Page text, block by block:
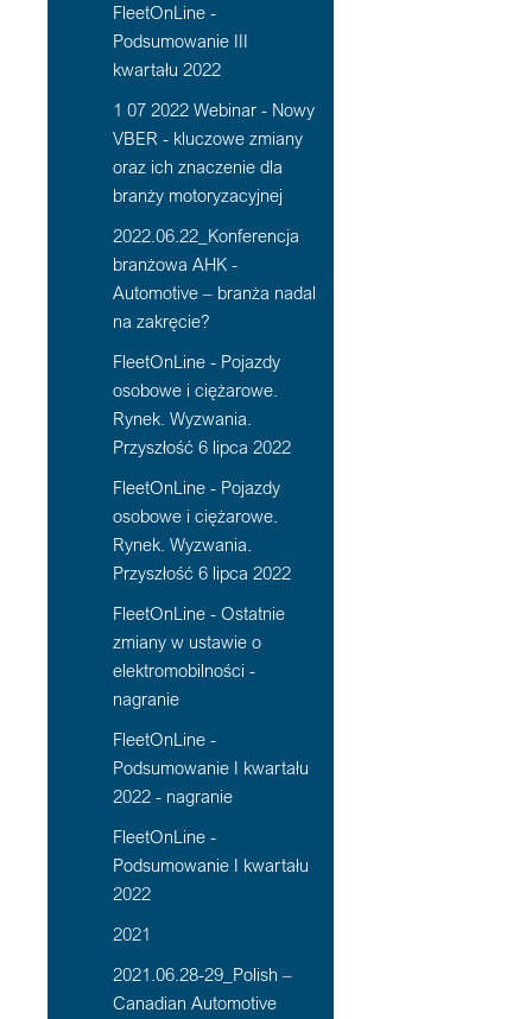
FleetOnLine -
Podsumowanie III
kwartału 2022
1 07 2022 Webinar - Nowy
VBER - kluczowe zmiany
oraz ich znaczenie dla
branży motoryzacyjnej
2022.06.22_Konferencja
branżowa AHK -
Automotive – branża nadal
na zakręcie?
FleetOnLine - Pojazdy
osobowe i ciężarowe.
Rynek. Wyzwania.
Przyszłość 6 lipca 2022
FleetOnLine - Pojazdy
osobowe i ciężarowe.
Rynek. Wyzwania.
Przyszłość 6 lipca 2022
FleetOnLine - Ostatnie
zmiany w ustawie o
elektromobilności -
nagranie
FleetOnLine -
Podsumowanie I kwartału
2022 - nagranie
FleetOnLine -
Podsumowanie I kwartału
2022
2021
2021.06.28-29_Polish –
Canadian Automotive